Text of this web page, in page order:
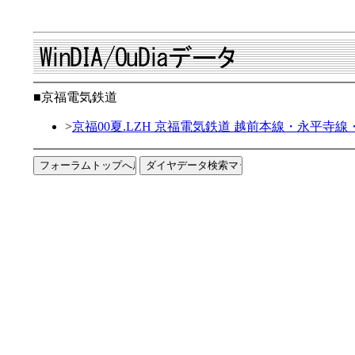
■京福電気鉄道
>京福00夏.LZH 京福電気鉄道 越前本線・永平寺線